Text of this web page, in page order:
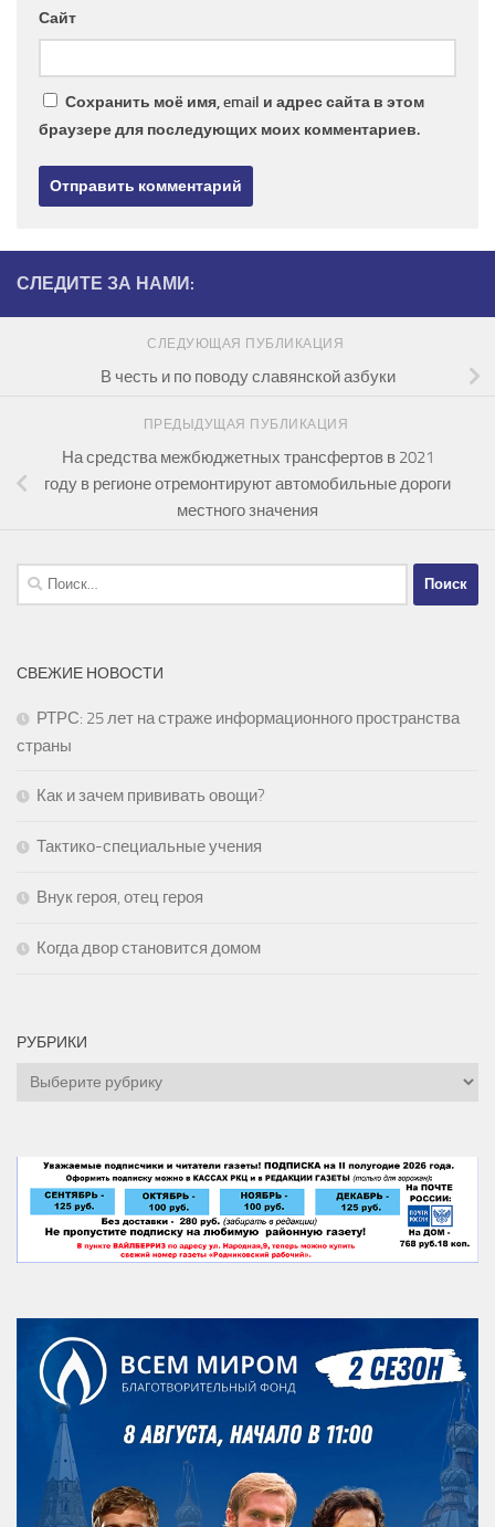
Сайт
Сохранить моё имя, email и адрес сайта в этом
браузере для последующих моих комментариев.
СЛЕДИТЕ ЗА НАМИ:
СЛЕДУЮЩАЯ ПУБЛИКАЦИЯ
В честь и по поводу славянской азбуки
ПРЕДЫДУЩАЯ ПУБЛИКАЦИЯ
На средства межбюджетных трансфертов в 2021
году в регионе отремонтируют автомобильные дороги
местного значения
Найти:
СВЕЖИЕ НОВОСТИ
РТРС: 25 лет на страже информационного пространства
страны
Как и зачем прививать овощи?
Тактико-специальные учения
Внук героя, отец героя
Когда двор становится домом
РУБРИКИ
Рубрики